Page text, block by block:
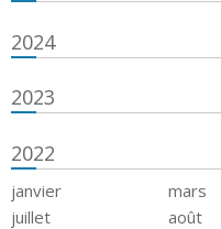
2024
2023
2022
janvier mars
juillet
août